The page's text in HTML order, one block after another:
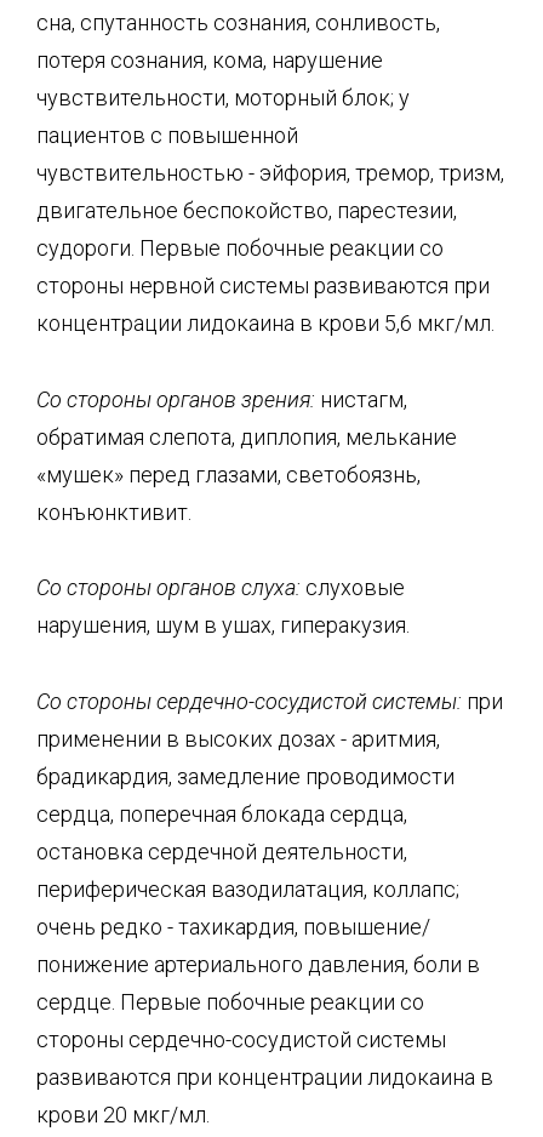
сна, спутанность сознания, сонливость,
потеря сознания, кома, нарушение
чувствительности, моторный блок; у
пациентов с повышенной
чувствительностью - эйфория, тремор, тризм,
двигательное беспокойство, парестезии,
судороги. Первые побочные реакции со
стороны нервной системы развиваются при
концентрации лидокаина в крови 5,6 мкг/мл.
Со стороны органов зрения: нистагм,
обратимая слепота, диплопия, мелькание
«мушек» перед глазами, светобоязнь,
конъюнктивит.
Со стороны органов слуха: слуховые
нарушения, шум в ушах, гиперакузия.
Со сторонысердечно-сосудистой системы: при
применении в высоких дозах - аритмия,
брадикардия, замедление проводимости
сердца, поперечная блокада сердца,
остановка сердечной деятельности,
периферическая вазодилатация, коллапс;
очень редко - тахикардия, повышение/
понижение артериального давления, боли в
сердце. Первые побочные реакции со
стороны сердечно-сосудистой системы
развиваются при концентрации лидокаина в
крови 20 мкг/мл.